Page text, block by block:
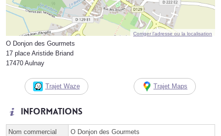
Corriger l’adresse ou la localisation
O Donjon des Gourmets
17 place Aristide Briand
17470 Aulnay
Trajet Waze Trajet Maps
Informations
Nom commercial O Donjon des Gourmets